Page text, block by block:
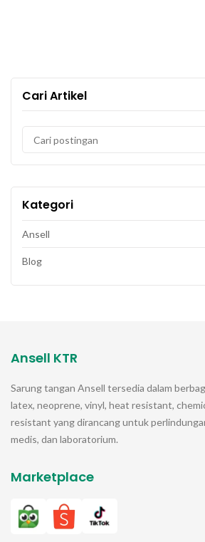
Cari Artikel
Kategori
Ansell
Blog
Ansell KTR
Sarung tangan Ansell tersedia dalam
latex, neoprene, vinyl, heat resistant,
resistant yang dirancang untuk
medis, dan laboratorium.
Marketplace